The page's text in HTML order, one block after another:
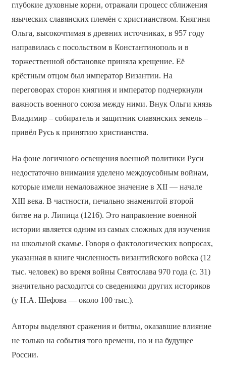
глубокие духовные корни, отражали процесс сближения
языческих славянских племён с христианством. Княгиня
Ольга, высокочтимая в древних источниках, в 957 году
направилась с посольством в Константинополь и в
торжественной обстановке приняла крещение. Её
крёстным отцом был император Византии. На
переговорах сторон княгиня и император подчеркнули
важность военного союза между ними. Внук Ольги князь
Владимир – собиратель и защитник славянских земель –
привёл Русь к принятию христианства.
На фоне логичного освещения военной политики Руси
недостаточно внимания уделено междоусобным войнам,
которые имели немаловажное значение в XII — начале
XIII века. В частности, печально знаменитой второй
битве на р. Липица (1216). Это направление военной
истории является одним из самых сложных для изучения
на школьной скамье. Говоря о фактологических вопросах,
указанная в книге численность византийского войска (12
тыс. человек) во время войны Святослава 970 года (с. 31)
значительно расходится со сведениями других историков
(у Н.А. Шефова — около 100 тыс.).
Авторы выделяют сражения и битвы, оказавшие влияние
не только на события того времени, но и на будущее
России.